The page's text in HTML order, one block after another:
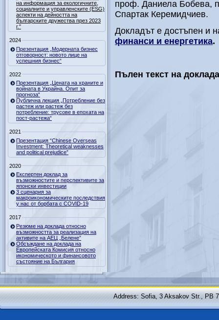
на информация за екологичните,
социалните и управленските (ESG)
аспекти на дейността на
българските дружества през 2023
г."
2024
Презентация „Модерната бизнес
отговорност: новото лице на
успешния бизнес“
2022
Презентация „Цената на храните и
войната в Украйна. Опит за
прогноза“
Публична лекция „Потребление без
растеж или растеж без
потребление: трусове в епохата на
пост-растежа“
2021
Презентация “Chinese Overseas
Investment: Theoretical weaknesses
and political prejudice”
2020
Експертен доклад за
възможностите и перспективите за
японски инвестиции
3 сценария за
макроикономическите последствия
у нас от борбата с COVID-19
2017
Резюме на доклада относно
възможността за реализация на
активите на АЕЦ „Белене”
Обсъждане на доклада на
Европейската Комисия относно
икономическото и финансовото
състояние на България
проф. Даниела Бобева,
Спартак Керемидчиев.
Докладът е достъпен и
финанси и енергетика.
Пълен текст на
Address: Sofia, 3 Aksakov Str., PB